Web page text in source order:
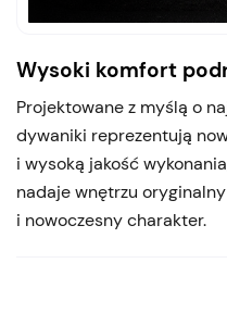
Wysoki komfort
Projektowane z myślą o
dywaniki reprezentują
i wysoką jakość
nadaje wnętrzu oryginalny
i nowoczesny charakter.